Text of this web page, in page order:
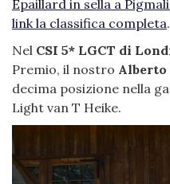
Epaillard in sella a
link la classifica completa.
Nel CSI 5* LGCT di
Premio, il nostro Alberto
decima posizione nella
Light van T Heike.